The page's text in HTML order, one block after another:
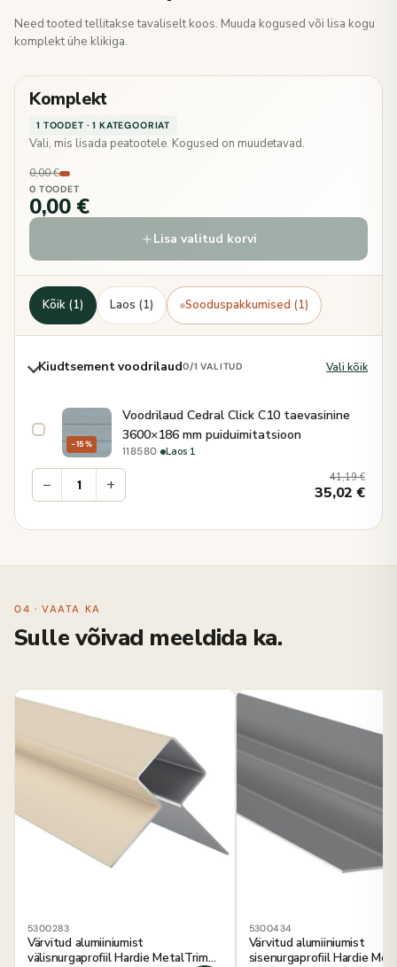
Need tooted tellitakse tavaliselt koos. Muuda kogused või lisa kogu
komplekt ühe klikiga.
Komplekt
1 TOODET · 1 KATEGOORIAT
Vali, mis lisada peatootele. Kogused on muudetavad.
0,00 €
0 TOODET
0,00 €
Lisa valitud korvi
Kõik (1) Laos (1) Sooduspakkumised (1)
Kiudtsement voodrilaud0/1 VALITUD Vali kõik
−15%
Voodrilaud Cedral Click C10 taevasinine
3600×186 mm puiduimitatsioon
118580· Laos 1
− + 41,19€
35,02€
04 · VAATA KA
Sulle võivad meeldida ka.
5300283
Värvitud alumiiniumist
välisnurgaprofiil Hardie MetalTrim
5300434
Värvitud alumiiniumist
sisenurgaprofiil Hardie